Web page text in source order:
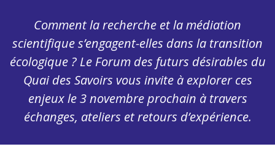
Comment la recherche et la médiation
scientifique s’engagent-elles dans la transition
écologique ? Le Forum des futurs désirables du
Quai des Savoirs vous invite à explorer ces
enjeux le 3 novembre prochain à travers
échanges, ateliers et retours d’expérience.